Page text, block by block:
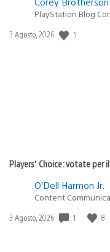
PlayStation Blog
Data
3 Agosto, 2026 5
Players’ Choice: votate
O’Dell Harmon Jr.
Content
Data
3 Agosto, 2026 1 8